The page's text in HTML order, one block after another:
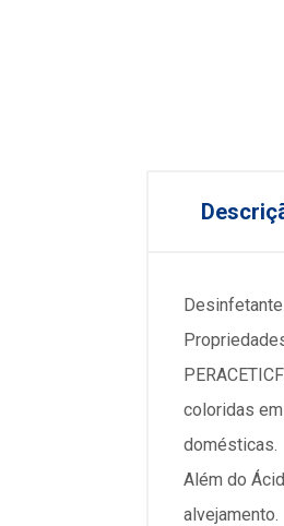
coloridas
domésticas.
Além do
alvejamento.